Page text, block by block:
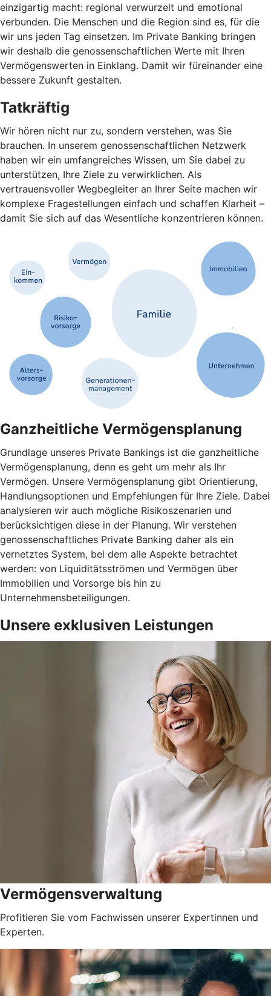
einzigartig macht: regional verwurzelt und emotional
verbunden. Die Menschen und die Region sind es, für die
wir uns jeden Tag einsetzen. Im Private Banking bringen
wir deshalb die genossenschaftlichen Werte mit Ihren
Vermögenswerten in Einklang. Damit wir füreinander eine
bessere Zukunft gestalten.
Tatkräftig
Wir hören nicht nur zu, sondern verstehen, was Sie
brauchen. In unserem genossenschaftlichen Netzwerk
haben wir ein umfangreiches Wissen, um Sie dabei zu
unterstützen, Ihre Ziele zu verwirklichen. Als
vertrauensvoller Wegbegleiter an Ihrer Seite machen wir
komplexe Fragestellungen einfach und schaffen Klarheit –
damit Sie sich auf das Wesentliche konzentrieren können.
Ganzheitliche Vermögensplanung
Grundlage unseres Private Bankings ist die ganzheitliche
Vermögensplanung, denn es geht um mehr als Ihr
Vermögen. Unsere Vermögensplanung gibt Orientierung,
Handlungsoptionen und Empfehlungen für Ihre Ziele. Dabei
analysieren wir auch mögliche Risikoszenarien und
berücksichtigen diese in der Planung. Wir verstehen
genossenschaftliches Private Banking daher als ein
vernetztes System, bei dem alle Aspekte betrachtet
werden: von Liquiditätsströmen und Vermögen über
Immobilien und Vorsorge bis hin zu
Unternehmensbeteiligungen.
Unsere exklusiven Leistungen
Vermögensverwaltung
Profitieren Sie vom Fachwissen unserer Expertinnen und
Experten.